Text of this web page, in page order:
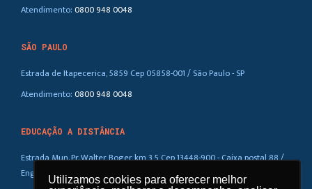
Utilizamos cookies para oferecer melhor
Utilizamos cookies para oferecer melhor
Atendimento:0800 948 0048
SÃO PAULO
Estrada de Itapecerica, 5859 Cep 05858-001 / São Paulo - SP
Atendimento:0800 948 0048
EDUCAÇÃO A DISTÂNCIA
Estrada Mun. Pr. Walter Boger, km 3,5 Cep 13448-900 - Caixa postal 88 /
Eng. Coelho – SP